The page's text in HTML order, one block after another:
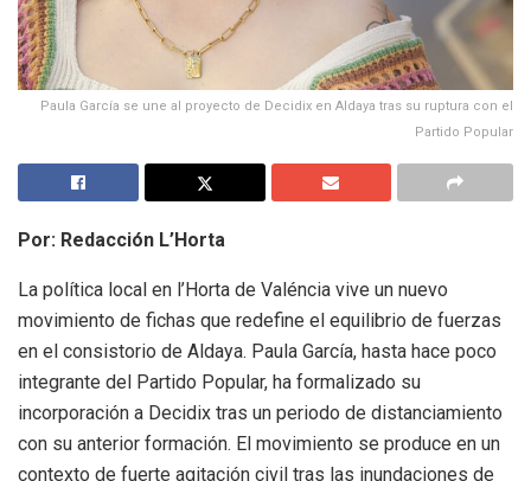
Paula García se une al proyecto de Decidix en Aldaya tras su ruptura con el
Partido Popular
Por: Redacción L’Horta
La política local en l’Horta de Valéncia vive un nuevo
movimiento de fichas que redefine el equilibrio de fuerzas
en el consistorio de Aldaya. Paula García, hasta hace poco
integrante del Partido Popular, ha formalizado su
incorporación a Decidix tras un periodo de distanciamiento
con su anterior formación. El movimiento se produce en un
contexto de fuerte agitación civil tras las inundaciones de